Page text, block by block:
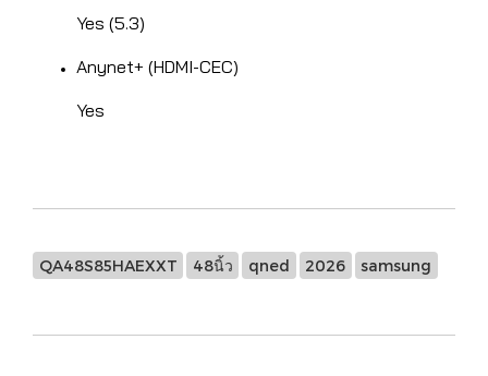
Yes (5.3)
Anynet+ (HDMI-CEC)
Yes
QA48S85HAEXXT 48นิ้ว qned 2026 samsung